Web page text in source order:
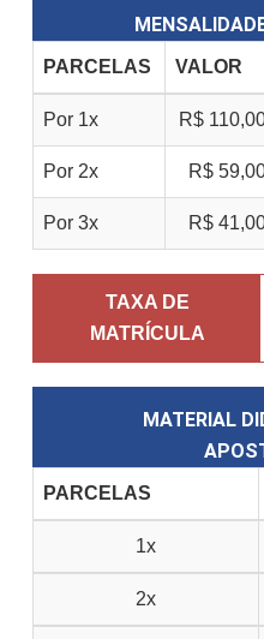
PARCELAS VALOR
Por 1x R$
Por 2x R$
Por 3x R$
TAXA DE
MATRÍCULA
MATERIAL
PARCELAS
1x
2x